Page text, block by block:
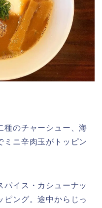
種のチャーシュー、海
ミニ辛肉玉がトッピン
パイス・カシューナッ
ピング。途中からじっ